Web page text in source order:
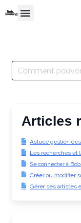
Articles
Astuce gestion
Les recherches et
Se connecter à
Créer ou modifier
Gérer ses artistes